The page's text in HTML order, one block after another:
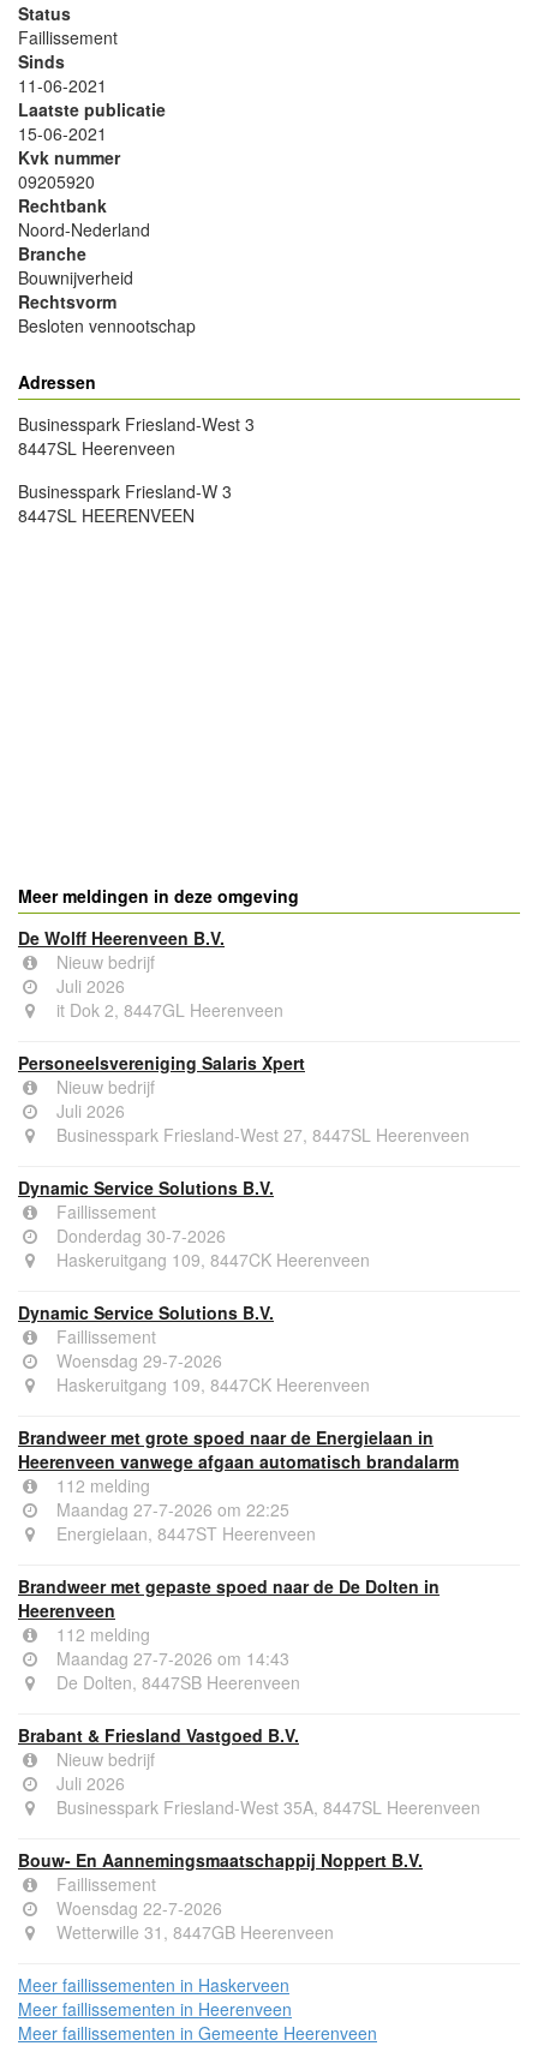
Status
Faillissement
Sinds
11-06-2021
Laatste publicatie
15-06-2021
Kvk nummer
09205920
Rechtbank
Noord-Nederland
Branche
Bouwnijverheid
Rechtsvorm
Besloten vennootschap
Adressen
Businesspark Friesland-West 3
8447SL Heerenveen
Businesspark Friesland-W 3
8447SL HEERENVEEN
Meer meldingen in deze omgeving
De Wolff Heerenveen B.V.
Nieuw bedrijf
Juli 2026
it Dok 2, 8447GL Heerenveen
Personeelsvereniging Salaris Xpert
Nieuw bedrijf
Juli 2026
Businesspark Friesland-West 27, 8447SL Heerenveen
Dynamic Service Solutions B.V.
Faillissement
Donderdag 30-7-2026
Haskeruitgang 109, 8447CK Heerenveen
Dynamic Service Solutions B.V.
Faillissement
Woensdag 29-7-2026
Haskeruitgang 109, 8447CK Heerenveen
Brandweer met grote spoed naar de Energielaan in
Heerenveen vanwege afgaan automatisch brandalarm
112 melding
Maandag 27-7-2026 om 22:25
Energielaan, 8447ST Heerenveen
Brandweer met gepaste spoed naar de De Dolten in
Heerenveen
112 melding
Maandag 27-7-2026 om 14:43
De Dolten, 8447SB Heerenveen
Brabant & Friesland Vastgoed B.V.
Nieuw bedrijf
Juli 2026
Businesspark Friesland-West 35A, 8447SL Heerenveen
Bouw- En Aannemingsmaatschappij Noppert B.V.
Faillissement
Woensdag 22-7-2026
Wetterwille 31, 8447GB Heerenveen
Meer faillissementen in Haskerveen
Meer faillissementen in Heerenveen
Meer faillissementen in Gemeente Heerenveen